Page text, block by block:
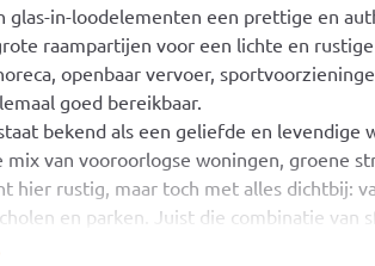
glas-in-loodelementen een prettige en
raampartijen voor een lichte en
openbaar vervoer,
goed bereikbaar.
bekend als een geliefde en levendige
mix van vooroorlogse woningen, groene
hier rustig, maar toch met alles dichtbij:
en parken. Juist die combinatie
jarenlang een populaire plek om te wonen.